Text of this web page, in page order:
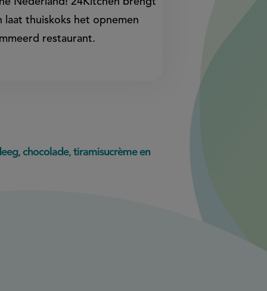
thuiskoks het opnemen
restaurant.
chocolade, tiramisucrème en